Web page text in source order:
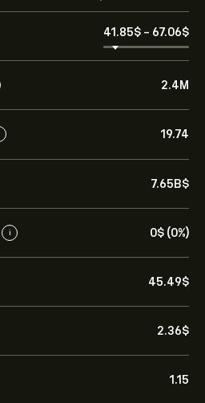
41.85‎$‎ - 67.06‎$‎
2.4M
19.74
7.65B‎$‎
i 0‎$‎ (0%)
45.49‎$‎
2.36‎$‎
1.15